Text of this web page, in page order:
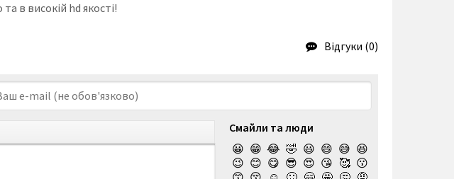
в високій hd якості!
Відгуки (0)
Смайли та люди
😀 😁 😂 🤣 😃 😄 😅 😆
😉 😊 😋 😎 😍 😘 🥰 😗